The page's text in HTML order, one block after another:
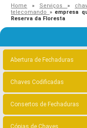
Home » Serviços»
telecomando » empresa
Reserva da Floresta
Abertura de Fechaduras
Chaves Codificadas
Consertos de Fechaduras
Cópias de Chaves